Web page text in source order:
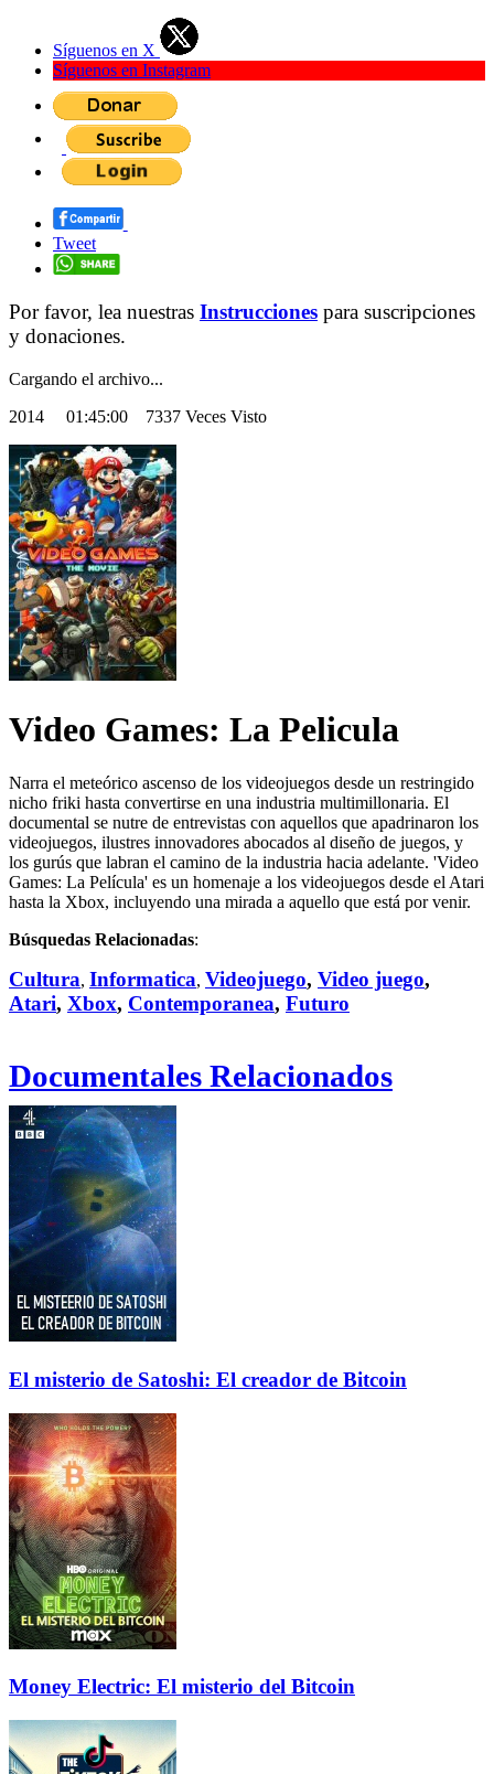
Síguenos en X
Síguenos en Instagram
Tweet
Por favor, lea nuestras Instrucciones para suscripciones
y donaciones.
Cargando el archivo...
2014 01:45:00 7337 Veces Visto
Video Games: La Pelicula
Narra el meteórico ascenso de los videojuegos desde un restringido
nicho friki hasta convertirse en una industria multimillonaria. El
documental se nutre de entrevistas con aquellos que apadrinaron los
videojuegos, ilustres innovadores abocados al diseño de juegos, y
los gurús que labran el camino de la industria hacia adelante. 'Video
Games: La Película' es un homenaje a los videojuegos desde el Atari
hasta la Xbox, incluyendo una mirada a aquello que está por venir.
Búsquedas Relacionadas:
Cultura, Informatica, Videojuego, Video juego,
Atari, Xbox, Contemporanea, Futuro
Documentales Relacionados
El misterio de Satoshi: El creador de Bitcoin
Money Electric: El misterio del Bitcoin